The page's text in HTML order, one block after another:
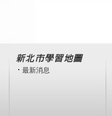
新北市學習地圖
最新消息